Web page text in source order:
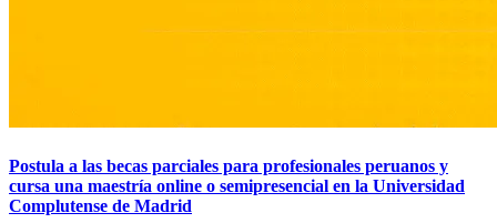
Postula a las becas parciales para profesionales peruanos y
cursa una maestría online o semipresencial en la Universidad
Complutense de Madrid